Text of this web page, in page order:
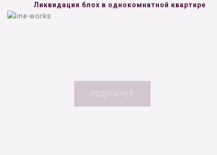
Ликвидация блох в однокомнатной квартире
ПОДРОБНЕЕ